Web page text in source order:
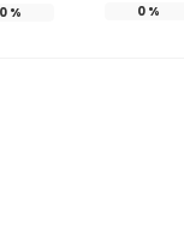
0 % 0%